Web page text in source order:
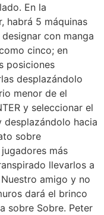
En la
habrá 5 máquinas
con manga
cinco; en
posiciones
desplazándolo
menor de el
y seleccionar el
desplazándolo hacia
sobre
más
llevarlos a
amigo y no
dará el brinco
sobre Sobre. Peter